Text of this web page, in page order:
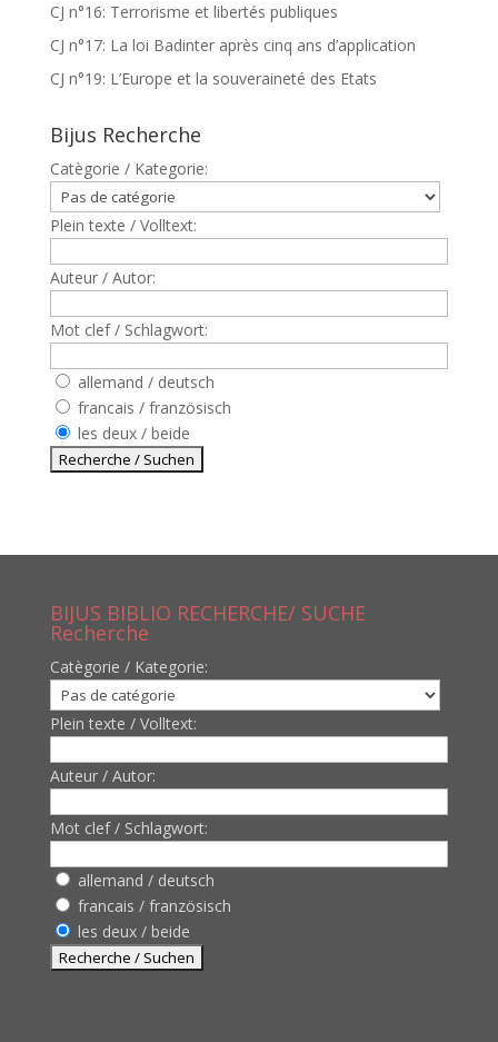
CJ n°16: Terrorisme et libertés publiques
CJ n°17: La loi Badinter après cinq ans d’application
CJ n°19: L’Europe et la souveraineté des Etats
Bijus Recherche
Catègorie / Kategorie:
Plein texte / Volltext:
Auteur / Autor:
Mot clef / Schlagwort:
allemand / deutsch
francais / französisch
les deux / beide
BIJUS BIBLIO RECHERCHE/ SUCHE
Recherche
Catègorie / Kategorie:
Plein texte / Volltext:
Auteur / Autor:
Mot clef / Schlagwort:
allemand / deutsch
francais / französisch
les deux / beide